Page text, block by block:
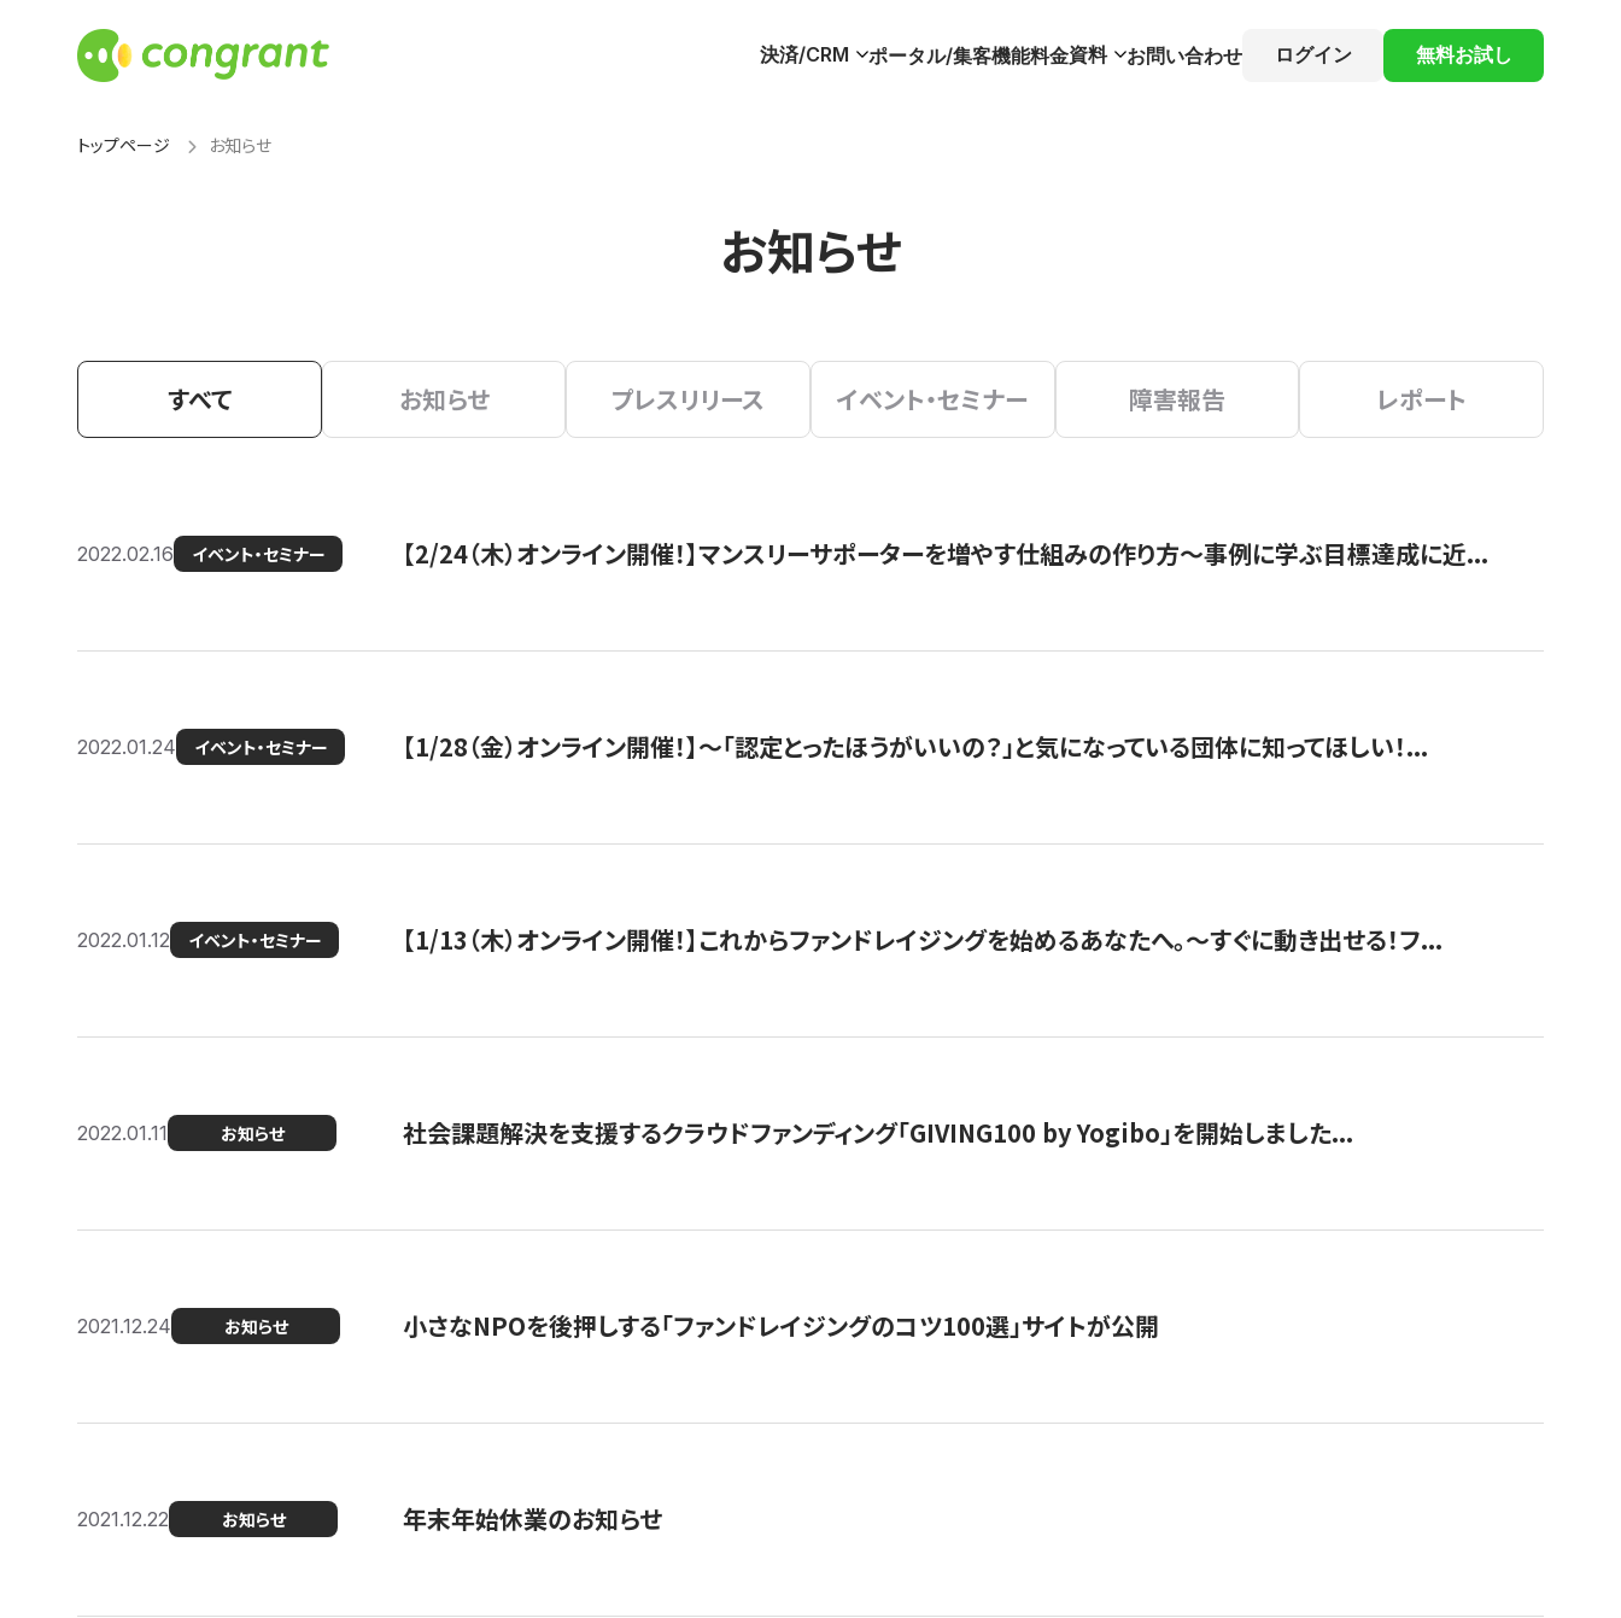
決済/CRM ポータル/集客機能料金資料 お問い合わせ ログイン 無料お試し
トップページ お知らせ
お知らせ
すべて お知らせ プレスリリース イベント・セミナー 障害報告 レポート
2022.02.16 イベント・セミナー 【2/24（木）オンライン開催！】マンスリーサポーターを増やす仕組みの作り方〜事例に学ぶ目標達成に近...
2022.01.24 イベント・セミナー 【1/28（金）オンライン開催！】〜「認定とったほうがいいの？」と気になっている団体に知ってほしい！...
2022.01.12 イベント・セミナー 【1/13（木）オンライン開催！】これからファンドレイジングを始めるあなたへ。〜すぐに動き出せる！フ...
2022.01.11 お知らせ 社会課題解決を支援するクラウドファンディング「GIVING100 by Yogibo」を開始しました...
2021.12.24 お知らせ 小さなNPOを後押しする「ファンドレイジングのコツ100選」サイトが公開
2021.12.22 お知らせ 年末年始休業のお知らせ